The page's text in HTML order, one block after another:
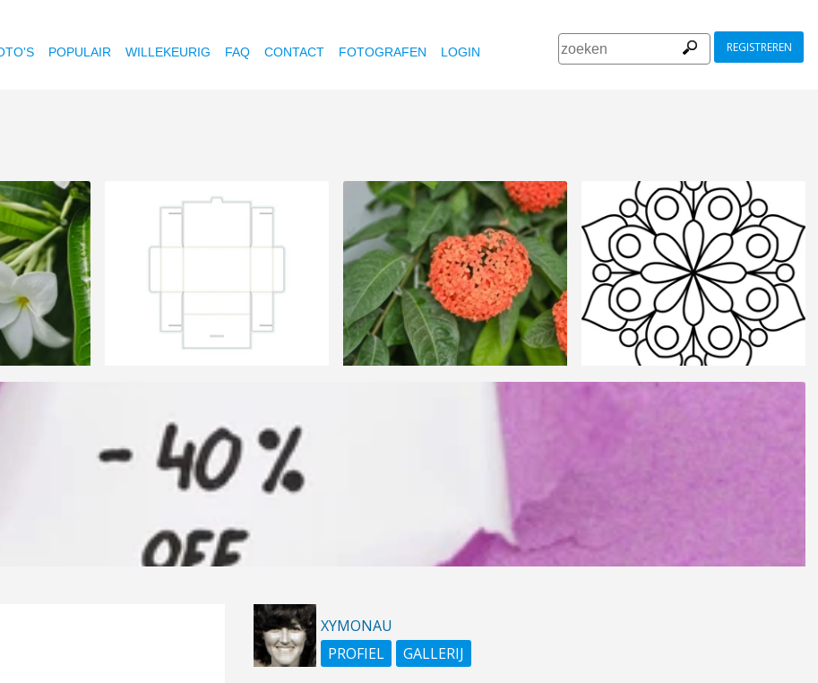
POPULAIR WILLEKEURIG FAQ CONTACT FOTOGRAFEN LOGIN REGISTREREN
XYMONAU
PROFIEL
GALLERIJ